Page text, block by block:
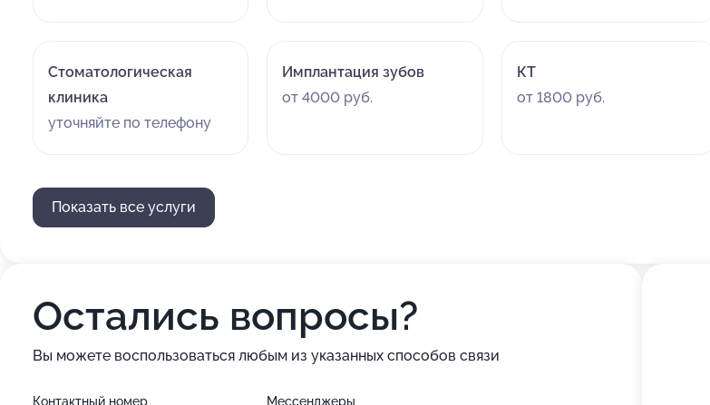
Стоматологическая
клиника
уточняйте по телефону
Имплантация зубов
от 4000 руб.
КТ
от 1800 руб.
Показать все услуги
Остались вопросы?
Вы можете воспользоваться любым из указанных способов связи
Контактный номер Мессенджеры